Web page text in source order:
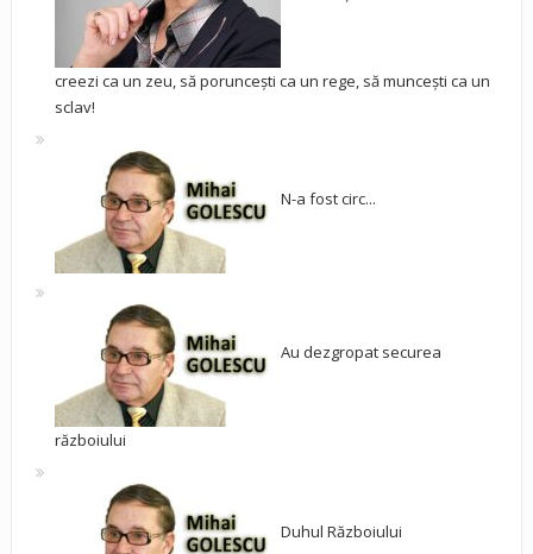
creezi ca un zeu, să poruncești ca un rege, să muncești ca un
sclav!
N-a fost circ...
Au dezgropat securea
războiului
Duhul Războiului